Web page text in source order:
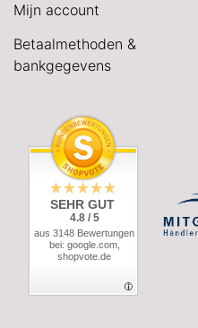
Mijn account
Betaalmethoden &
bankgegevens
SEHR GUT
4.8 / 5
aus 3148 Bewertungen
bei: google.com,
shopvote.de